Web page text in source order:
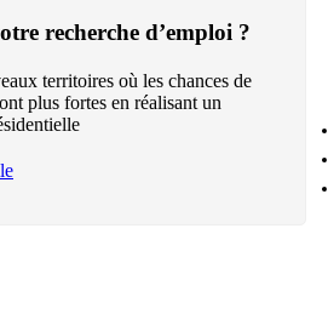
recherche d’emploi ?
territoires où les chances de
plus fortes en réalisant un